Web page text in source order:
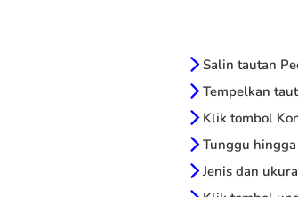
Salin tautan
Tempelkan
Klik tombol
Tunggu
Jenis dan